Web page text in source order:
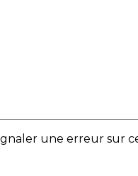
une erreur sur